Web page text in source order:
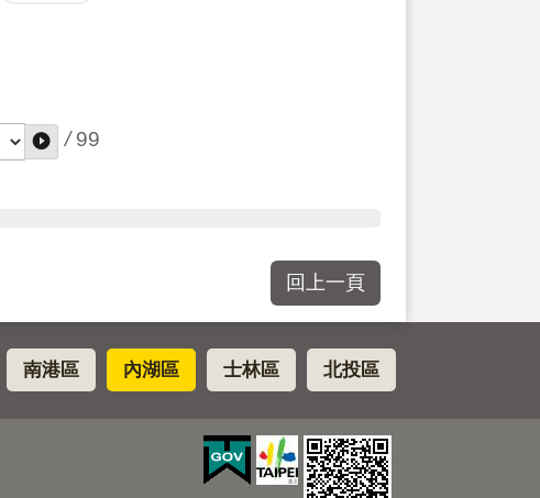
/ 99
回上一頁
南港區 內湖區 士林區 北投區